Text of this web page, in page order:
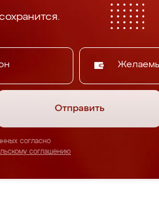
Отправить
согласно
соглашению